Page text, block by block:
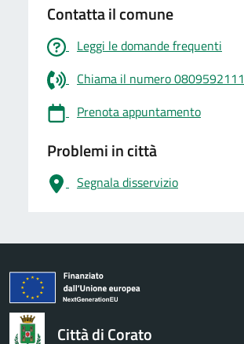
Contatta il comune
Leggi le domande frequenti
Chiama il numero 0809592111
Prenota appuntamento
Problemi in città
Segnala disservizio
logo Unione Europea
Città di Corato